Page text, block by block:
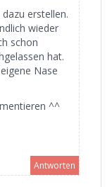
erstellen.
wieder
schon
hat.
Nase
^^
Antworten